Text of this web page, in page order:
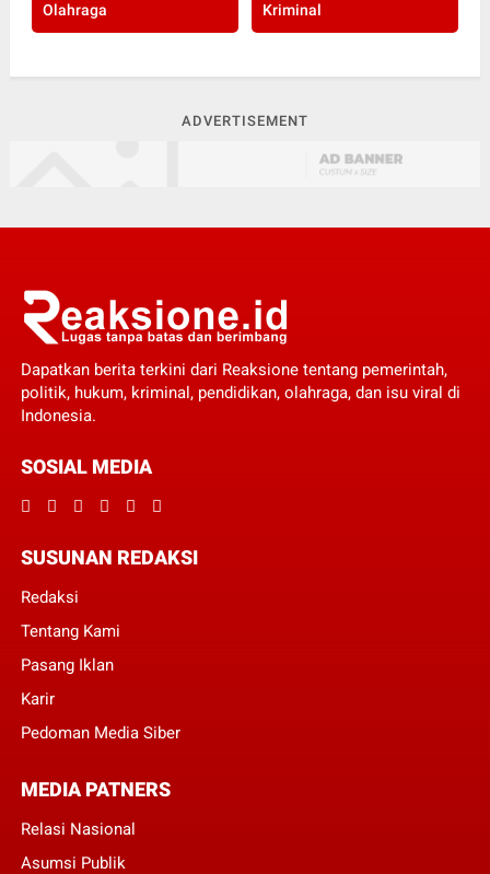
Olahraga Kriminal
ADVERTISEMENT
Dapatkan berita terkini dari Reaksione tentang pemerintah,
politik, hukum, kriminal, pendidikan, olahraga, dan isu viral di
Indonesia.
SOSIAL MEDIA
SUSUNAN REDAKSI
Redaksi
Tentang Kami
Pasang Iklan
Karir
Pedoman Media Siber
MEDIA PATNERS
Relasi Nasional
Asumsi Publik